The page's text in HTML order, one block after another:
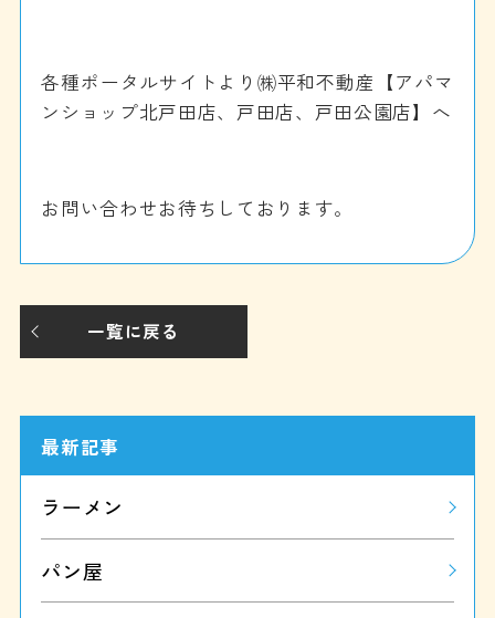
各種ポータルサイトより㈱平和不動産【アパマ
ンショップ北戸田店、戸田店、戸田公園店】へ
お問い合わせお待ちしております。
一覧に戻る
最新記事
ラーメン
パン屋